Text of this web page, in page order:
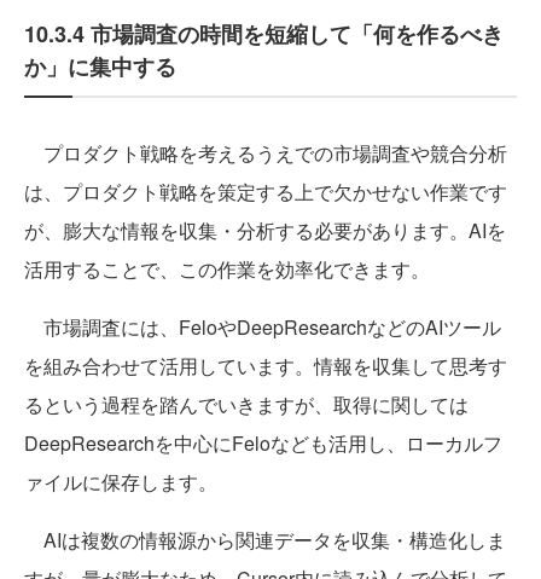
10.3.4 市場調査の時間を短縮して「何を作るべき
か」に集中する
プロダクト戦略を考えるうえでの市場調査や競合分析
は、プロダクト戦略を策定する上で欠かせない作業です
が、膨大な情報を収集・分析する必要があります。AIを
活用することで、この作業を効率化できます。
市場調査には、FeloやDeepResearchなどのAIツール
を組み合わせて活用しています。情報を収集して思考す
るという過程を踏んでいきますが、取得に関しては
DeepResearchを中心にFeloなども活用し、ローカルフ
ァイルに保存します。
AIは複数の情報源から関連データを収集・構造化しま